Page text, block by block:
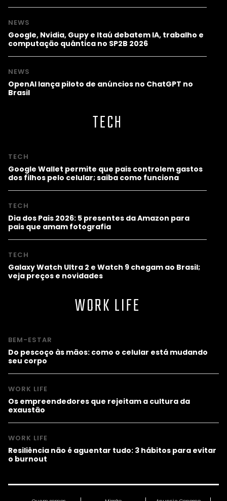
NEWS
Google, Nvidia, Gupy e Itaú debatem IA, trabalho e
computação quântica no SP2B 2026
NEWS
OpenAI lança piloto de anúncios no ChatGPT no
Brasil
TECH
TECH
Google Wallet permite que pais controlem gastos
dos filhos pelo celular; saiba como funciona
TECH
Dia dos Pais 2026: 5 presentes da Amazon para
pais que amam fotografia
TECH
Galaxy Watch Ultra 2 e Watch 9 chegam ao Brasil;
veja preços e novidades
WORK LIFE
BEM-ESTAR
Do pescoço às mãos: como o celular está mudando
seu corpo
WORK LIFE
Os empreendedores que rejeitam a cultura da
exaustão
WORK LIFE
Resiliência não é aguentar tudo: 3 hábitos para evitar
o burnout